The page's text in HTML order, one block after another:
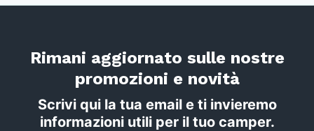
Rimani aggiornato sulle nostre
promozioni e novità
Scrivi qui la tua email e ti invieremo
informazioni utili per il tuo camper.